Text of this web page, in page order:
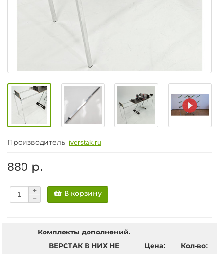
Производитель: iverstak.ru
880 р.
В корзину
Комплекты дополнений.
ВЕРСТАК В НИХ НЕ
Цена: Кол-во: